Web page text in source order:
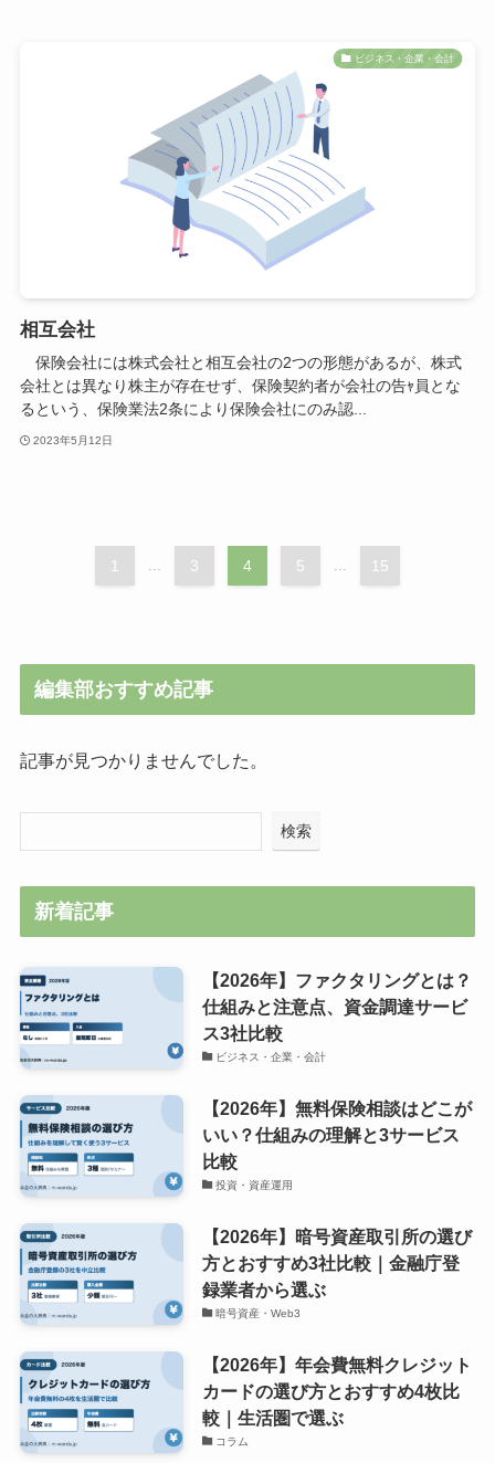
ビジネス・企業・会計
相互会社
保険会社には株式会社と相互会社の2つの形態があるが、株式
会社とは異なり株主が存在せず、保険契約者が会社の告ｬ員とな
るという、保険業法2条により保険会社にのみ認...
2023年5月12日
1 ... 3 4 5 ... 15
編集部おすすめ記事
記事が見つかりませんでした。
検索
新着記事
【2026年】ファクタリングとは？
仕組みと注意点、資金調達サービ
ス3社比較
ビジネス・企業・会計
【2026年】無料保険相談はどこが
いい？仕組みの理解と3サービス
比較
投資・資産運用
【2026年】暗号資産取引所の選び
方とおすすめ3社比較｜金融庁登
録業者から選ぶ
暗号資産・Web3
【2026年】年会費無料クレジット
カードの選び方とおすすめ4枚比
較｜生活圏で選ぶ
コラム